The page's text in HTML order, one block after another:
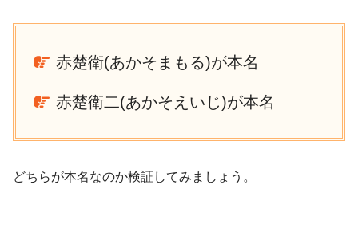
赤楚衛(あかそまもる)が本名
赤楚衛二(あかそえいじ)が本名
どちらが本名なのか検証してみましょう。